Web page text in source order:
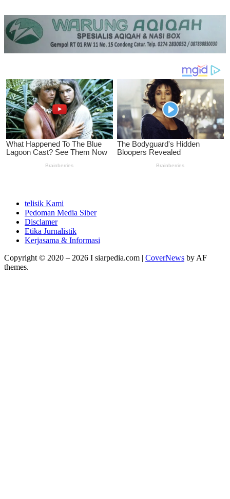
telisik Kami
Pedoman Media Siber
Disclamer
Etika Jurnalistik
Kerjasama & Informasi
Copyright © 2020 – 2026 I siarpedia.com | CoverNews by AF
themes.